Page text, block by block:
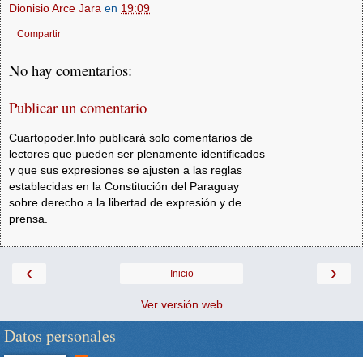
Dionisio Arce Jara en 19:09
Compartir
No hay comentarios:
Publicar un comentario
Cuartopoder.Info publicará solo comentarios de
lectores que pueden ser plenamente identificados
y que sus expresiones se ajusten a las reglas
establecidas en la Constitución del Paraguay
sobre derecho a la libertad de expresión y de
prensa.
‹ ›
Inicio
Ver versión web
Datos personales